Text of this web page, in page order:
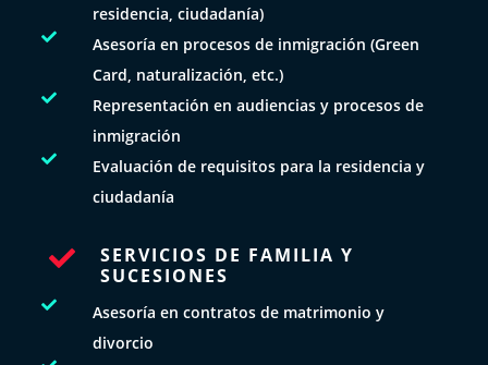
residencia, ciudadanía)

Asesoría en procesos de inmigración (Green
Card, naturalización, etc.)

Representación en audiencias y procesos de
inmigración

Evaluación de requisitos para la residencia y
ciudadanía

SERVICIOS DE FAMILIA Y
SUCESIONES

Asesoría en contratos de matrimonio y
divorcio